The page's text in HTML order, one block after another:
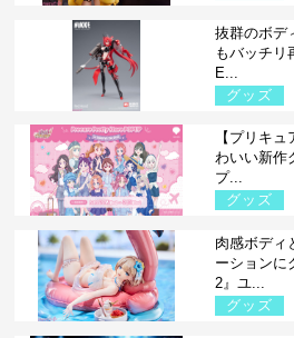
抜群のボデ
もバッチリ
E...
グッズ
【プリキ
わいい新作
プ...
グッズ
肉感ボディ
ーションに
2』ユ...
グッズ